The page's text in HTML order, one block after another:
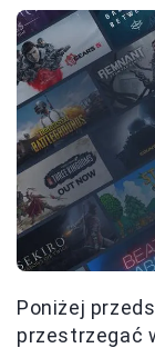
Poniżej
przestrzegać